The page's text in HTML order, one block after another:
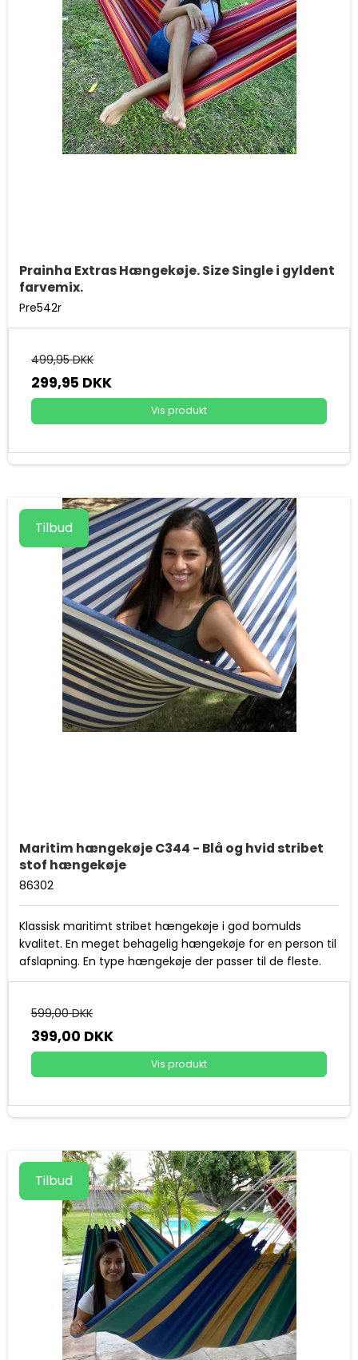
Prainha Extras Hængekøje. Size Single i gyldent
farvemix.
Pre542r
499,95 DKK
299,95 DKK
Vis produkt
Tilbud
Maritim hængekøje C344 - Blå og hvid stribet
stof hængekøje
86302
Klassisk maritimt stribet hængekøje i god bomulds
kvalitet. En meget behagelig hængekøje for en person til
afslapning. En type hængekøje der passer til de fleste.
599,00 DKK
399,00 DKK
Vis produkt
Tilbud